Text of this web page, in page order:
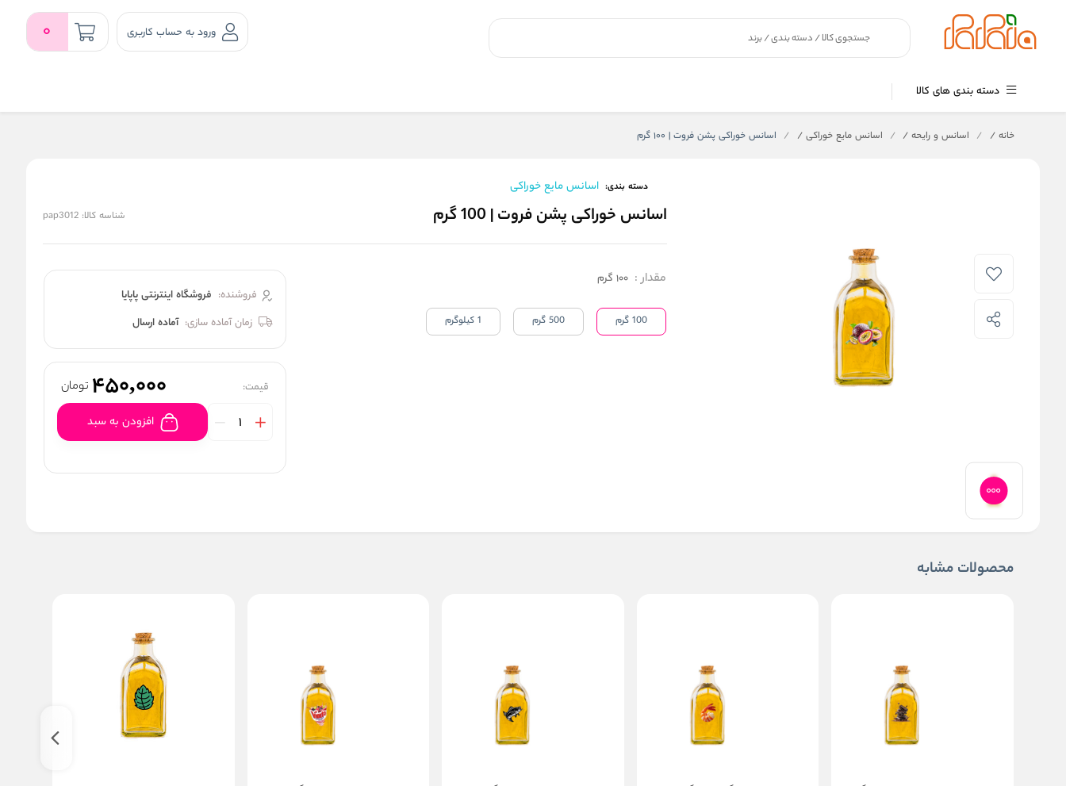
ورود به حساب کاربری 0
دسته بندی های کالا
خانه/ اسانس و رایحه / اسانس مایع خوراکی/ اسانس خوراکی پشن فروت | 100 گرم
دسته بندی: اسانس مایع خوراکی
اسانس خوراکی پشن فروت | 100 گرم شناسه کالا: pap3012
مقدار : 100 گرم
100 گرم 500 گرم 1 کیلوگرم
فروشنده: فروشگاه اینترنتی پاپایا
زمان آماده سازی: آماده ارسال
قیمت: 450,000 تومان
افزودن به سبد
محصولات مشابه